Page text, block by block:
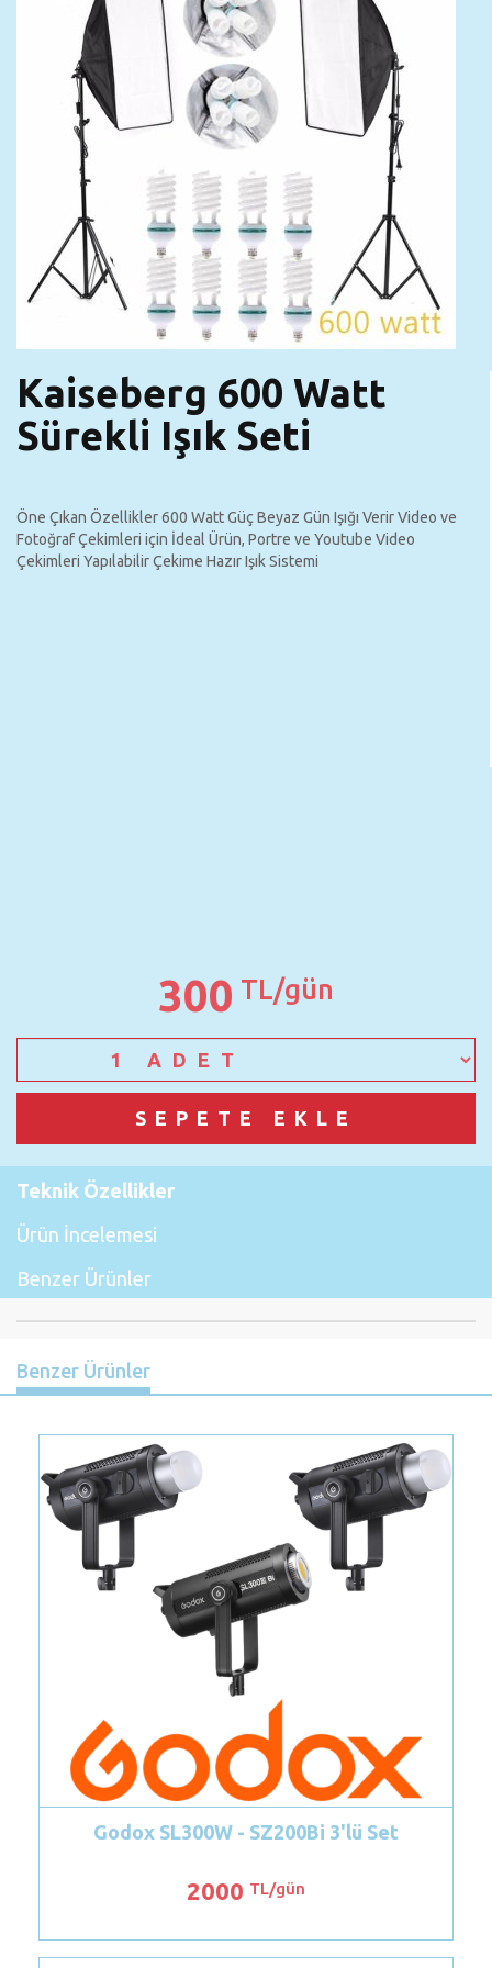
Kaiseberg 600 Watt
Sürekli Işık Seti
Öne Çıkan Özellikler 600 Watt Güç Beyaz Gün Işığı Verir Video ve
Fotoğraf Çekimleri için İdeal Ürün, Portre ve Youtube Video
Çekimleri Yapılabilir Çekime Hazır Işık Sistemi
300 TL/gün
Teknik Özellikler
Ürün İncelemesi
Benzer Ürünler
Benzer Ürünler
SL300W - SZ200Bi 3'lü Set
TL/gün
Godox